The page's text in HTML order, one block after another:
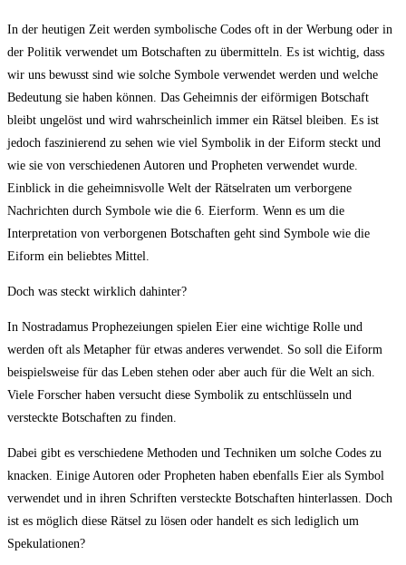
In der heutigen Zeit werden symbolische Codes oft in der Werbung oder in
der Politik verwendet um Botschaften zu übermitteln. Es ist wichtig, dass
wir uns bewusst sind wie solche Symbole verwendet werden und welche
Bedeutung sie haben können. Das Geheimnis der eiförmigen Botschaft
bleibt ungelöst und wird wahrscheinlich immer ein Rätsel bleiben. Es ist
jedoch faszinierend zu sehen wie viel Symbolik in der Eiform steckt und
wie sie von verschiedenen Autoren und Propheten verwendet wurde.
Einblick in die geheimnisvolle Welt der Rätselraten um verborgene
Nachrichten durch Symbole wie die 6. Eierform. Wenn es um die
Interpretation von verborgenen Botschaften geht sind Symbole wie die
Eiform ein beliebtes Mittel.
Doch was steckt wirklich dahinter?
In Nostradamus Prophezeiungen spielen Eier eine wichtige Rolle und
werden oft als Metapher für etwas anderes verwendet. So soll die Eiform
beispielsweise für das Leben stehen oder aber auch für die Welt an sich.
Viele Forscher haben versucht diese Symbolik zu entschlüsseln und
versteckte Botschaften zu finden.
Dabei gibt es verschiedene Methoden und Techniken um solche Codes zu
knacken. Einige Autoren oder Propheten haben ebenfalls Eier als Symbol
verwendet und in ihren Schriften versteckte Botschaften hinterlassen. Doch
ist es möglich diese Rätsel zu lösen oder handelt es sich lediglich um
Spekulationen?